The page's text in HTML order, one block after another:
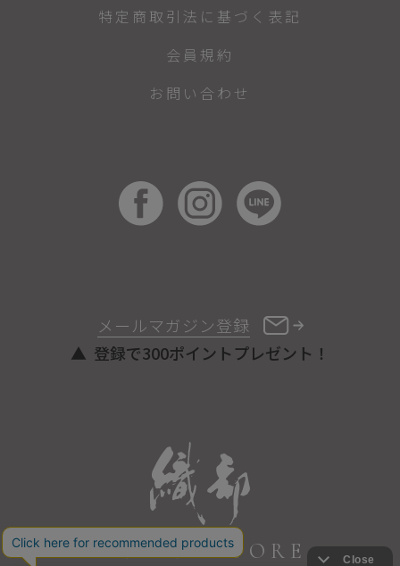
ONLINE STORE
メールマガジン登録
登録で300ポイントプレゼント！
特定商取引法に基づく表記
会員規約
お問い合わせ